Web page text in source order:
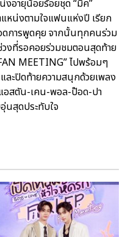
อายุน้อยร้อยชุด “มิค”
หน่งตามใจแฟนแห่งปี เรียก
ดการพูดคุย จากนั้นทุกคนร่วม
วงที่รอคอยร่วมชมตอนสุดท้าย
MEETING” ไปพร้อมๆ
ะปิดท้ายความสนุกด้วยเพลง
อสตัน-เคน-พอล-ป๊อด-ปา
นสุดประทับใจ